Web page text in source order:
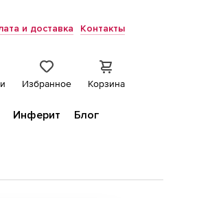
и доставка Контакты
Избранное Корзина
Инферит
Блог